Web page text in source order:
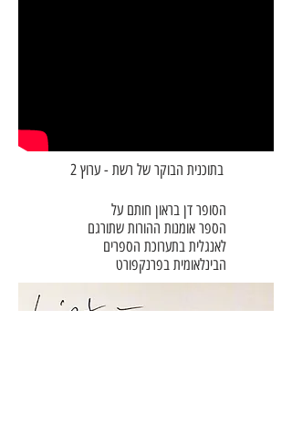
בתוכנית הבוקר של רשת - ערוץ 2
הסופר דן בראון חותם על
הספר אומנות ההורות שתורגם
לאנגלית בתערוכת הספרים
הבינלאומית בפרנקפורט